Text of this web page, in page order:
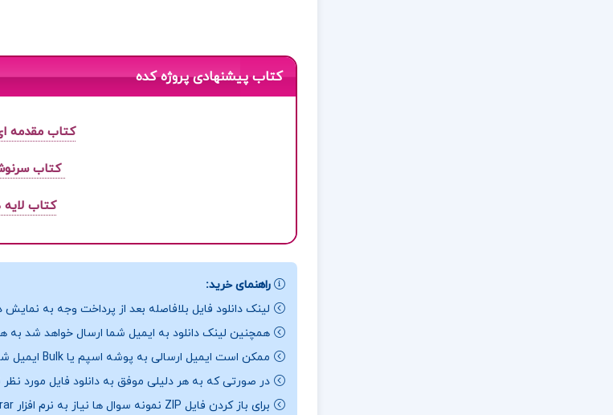
کتاب پیشنهادی پروژه کده
کتاب مقدمه
کتاب
کتاب
راهنمای خرید:
لینک دانلود فایل بلافاصله بعد از پرداخت وجه به نمایش
همچنین لینک دانلود به ایمیل شما ارسال خواهد شد به
ممکن است ایمیل ارسالی به پوشه اسپم یا Bulk ایمیل شما ارسال شده باشد.
در صورتی که به هر دلیلی موفق به دانلود فایل مورد
برای باز کردن فایل ZIP نمونه سوال ها نیاز به نرم افزار Winrar دارید.